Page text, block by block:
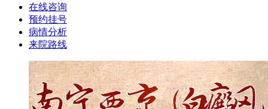
在线咨询
预约挂号
病情分析
来院路线